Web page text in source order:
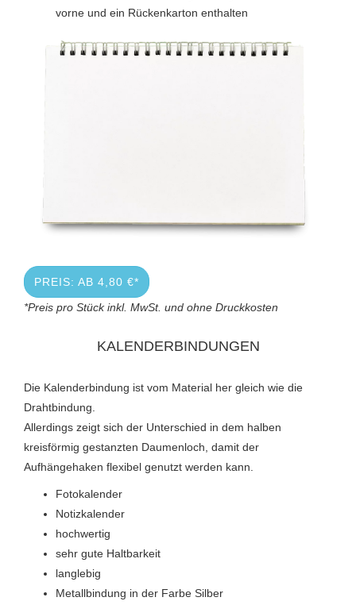
vorne und ein Rückenkarton enthalten
PREIS: AB 4,80 €*
*Preis pro Stück inkl. MwSt. und ohne Druckkosten
KALENDERBINDUNGEN
Die Kalenderbindung ist vom Material her gleich wie die
Drahtbindung.
Allerdings zeigt sich der Unterschied in dem halben
kreisförmig gestanzten Daumenloch, damit der
Aufhängehaken flexibel genutzt werden kann.
Fotokalender
Notizkalender
hochwertig
sehr gute Haltbarkeit
langlebig
Metallbindung in der Farbe Silber